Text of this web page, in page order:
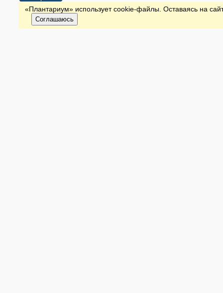
«Плантариум» использует cookie-файлы. Оставаясь на
Соглашаюсь